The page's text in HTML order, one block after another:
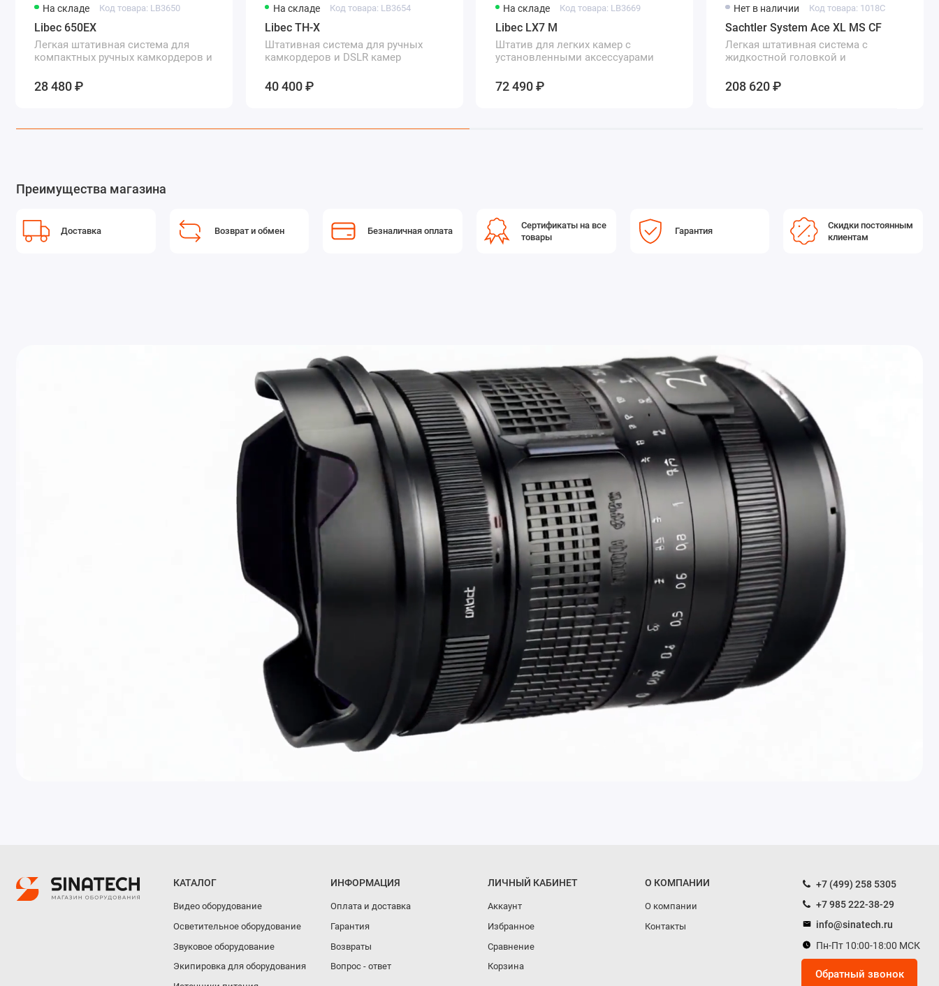
На складе Код товара: LB3650
Libec 650EX
Легкая штативная система для
компактных ручных камкордеров и
28 480 ₽
На складе Код товара: LB3654
Libec TH-X
Штативная система для ручных
камкордеров и DSLR камер
40 400 ₽
На складе Код товара: LB3669
Libec LX7 M
Штатив для легких камер с
установленными аксессуарами
72 490 ₽
Нет в наличии Код товара: 1018C
Sachtler System Ace XL MS CF
Легкая штативная система с
жидкостной головкой и
208 620 ₽
Преимущества магазина
Доставка Возврат и обмен Безналичная оплата
Сертификаты на все
товары
Гарантия
Скидки постоянным
клиентам
КАТАЛОГ
Видео оборудование
Осветительное оборудование
Звуковое оборудование
Экипировка для оборудования
ИНФОРМАЦИЯ
Оплата и доставка
Гарантия
Возвраты
Вопрос - ответ
ЛИЧНЫЙ КАБИНЕТ
Аккаунт
Избранное
Сравнение
Корзина
О КОМПАНИИ
О компании
Контакты
+7 (499) 258 5305
+7 985 222-38-29
info@sinatech.ru
Пн-Пт 10:00-18:00 МСК
Обратный звонок